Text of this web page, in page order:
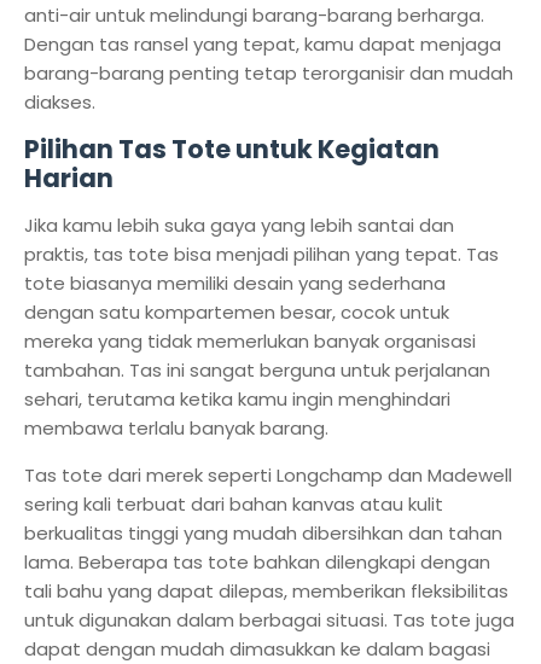
anti-air untuk melindungi barang-barang berharga.
Dengan tas ransel yang tepat, kamu dapat menjaga
barang-barang penting tetap terorganisir dan mudah
diakses.
Pilihan Tas Tote untuk Kegiatan
Harian
Jika kamu lebih suka gaya yang lebih santai dan
praktis, tas tote bisa menjadi pilihan yang tepat. Tas
tote biasanya memiliki desain yang sederhana
dengan satu kompartemen besar, cocok untuk
mereka yang tidak memerlukan banyak organisasi
tambahan. Tas ini sangat berguna untuk perjalanan
sehari, terutama ketika kamu ingin menghindari
membawa terlalu banyak barang.
Tas tote dari merek seperti Longchamp dan Madewell
sering kali terbuat dari bahan kanvas atau kulit
berkualitas tinggi yang mudah dibersihkan dan tahan
lama. Beberapa tas tote bahkan dilengkapi dengan
tali bahu yang dapat dilepas, memberikan fleksibilitas
untuk digunakan dalam berbagai situasi. Tas tote juga
dapat dengan mudah dimasukkan ke dalam bagasi